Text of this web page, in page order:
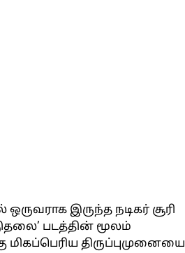
இருந்த நடிகர் சூரி
படத்தின் மூலம்
மிகப்பெரிய திருப்புமுனையை